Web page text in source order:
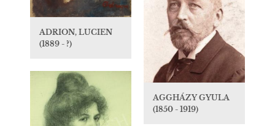
ADRION, LUCIEN
(1889 - ?)
AGGHÁZY GYULA
(1850 - 1919)